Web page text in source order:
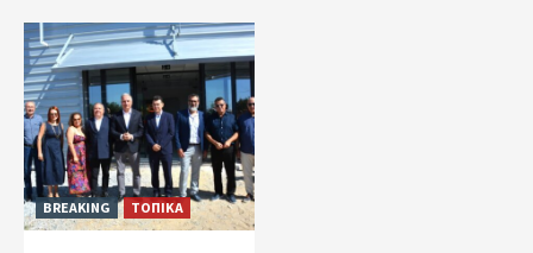
BREAKING ΤΟΠΙΚΑ